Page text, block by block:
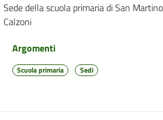
Sede della scuola primaria di San
Calzoni
Argomenti
Scuola primaria Sedi